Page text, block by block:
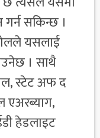
सकिन्छ ।
यसलाई
। साथै
स्टेट अफ द
एअरब्याग,
हेडलाइट